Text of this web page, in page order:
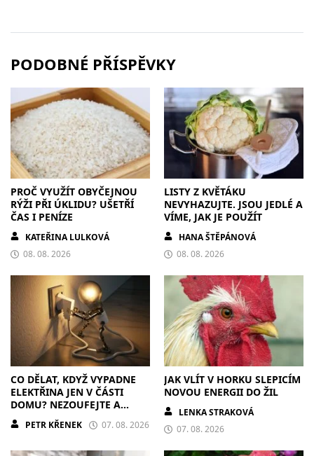
PODOBNÉ PŘÍSPĚVKY
PROČ VYUŽÍT OBYČEJNOU
RÝŽI PŘI ÚKLIDU? UŠETŘÍ
ČAS I PENÍZE
KATEŘINA LULKOVÁ
08. 08. 2026
LISTY Z KVĚTÁKU
NEVYHAZUJTE. JSOU JEDLÉ A
VÍME, JAK JE POUŽÍT
HANA ŠTĚPÁNOVÁ
08. 08. 2026
CO DĚLAT, KDYŽ VYPADNE
ELEKTŘINA JEN V ČÁSTI
DOMU? NEZOUFEJTE A
POSTUPUJTE S CHLADNOU
HLAVOU
PETR KŘENEK 07. 08. 2026
JAK VLÍT V HORKU SLEPICÍM
NOVOU ENERGII DO ŽIL
LENKA STRAKOVÁ
07. 08. 2026